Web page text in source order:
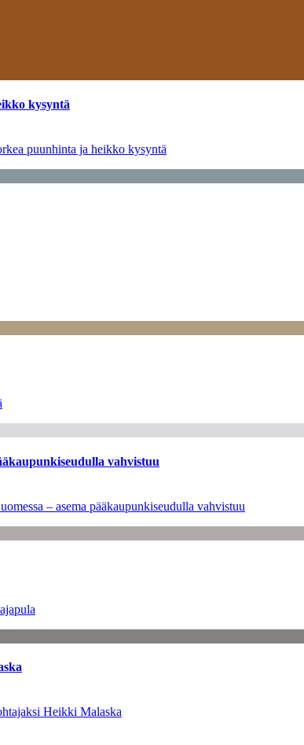
kysyntä
puunhinta ja heikko kysyntä
vahvistuu
– asema pääkaupunkiseudulla vahvistuu
Heikki Malaska